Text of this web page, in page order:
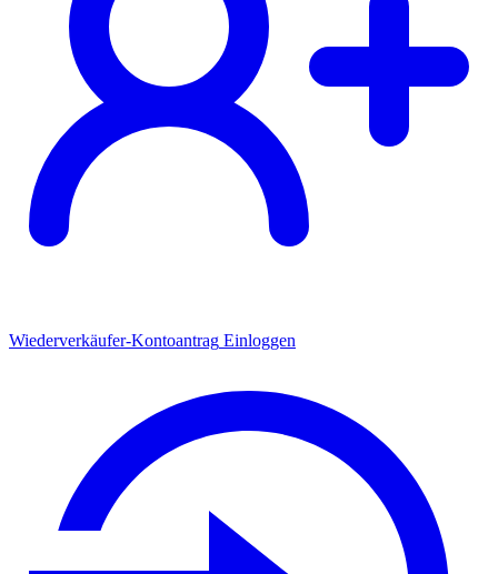
Wiederverkäufer-Kontoantrag Einloggen